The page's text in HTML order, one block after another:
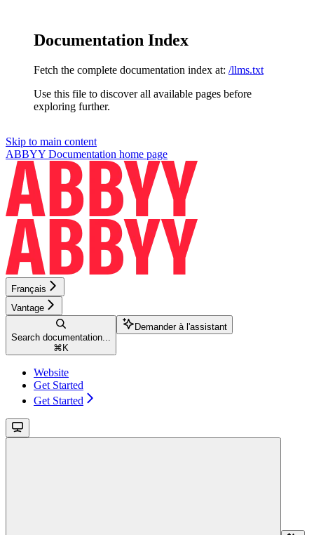
Documentation Index
Fetch the complete documentation index at: /llms.txt
Use this file to discover all available pages before
exploring further.
Skip to main content
ABBYY Documentation home page
Français
Vantage
Search documentation...
⌘ K
Demander à l'assistant
Website
Get Started
Get Started